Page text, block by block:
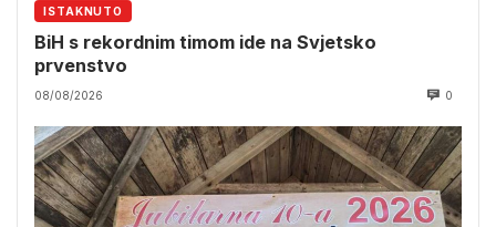
ISTAKNUTO
BiH s rekordnim timom ide na Svjetsko
prvenstvo
08/08/2026 0